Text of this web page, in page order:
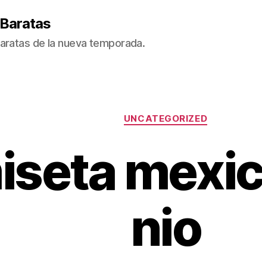
de la nueva temporada.
Categorías
UNCATEGORIZED
nio